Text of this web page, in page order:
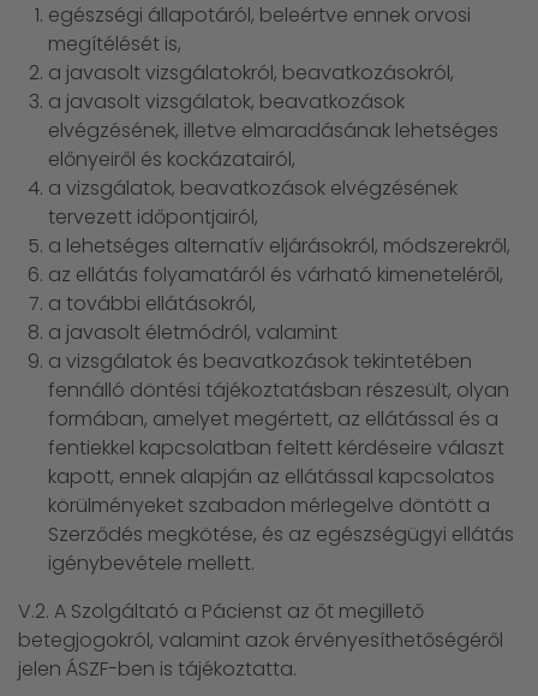
egészségi állapotáról, beleértve ennek orvosi
megítélését is,
a javasolt vizsgálatokról, beavatkozásokról,
a javasolt vizsgálatok, beavatkozások
elvégzésének, illetve elmaradásának lehetséges
előnyeiről és kockázatairól,
a vizsgálatok, beavatkozások elvégzésének
tervezett időpontjairól,
a lehetséges alternatív eljárásokról, módszerekről,
az ellátás folyamatáról és várható kimeneteléről,
a további ellátásokról,
a javasolt életmódról, valamint
a vizsgálatok és beavatkozások tekintetében
fennálló döntési tájékoztatásban részesült, olyan
formában, amelyet megértett, az ellátással és a
fentiekkel kapcsolatban feltett kérdéseire választ
kapott, ennek alapján az ellátással kapcsolatos
körülményeket szabadon mérlegelve döntött a
Szerződés megkötése, és az egészségügyi ellátás
igénybevétele mellett.
V.2. A Szolgáltató a Pácienst az őt megillető
betegjogokról, valamint azok érvényesíthetőségéről
jelen ÁSZF-ben is tájékoztatta.